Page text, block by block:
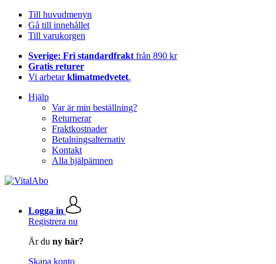
Till huvudmenyn
Gå till innehållet
Till varukorgen
Sverige: Fri standardfrakt från 890 kr
Gratis returer
Vi arbetarklimatmedvetet.
Hjälp
Var är min beställning?
Returnerar
Fraktkostnader
Betalningsalternativ
Kontakt
Alla hjälpämnen
Logga in
Registrera nu
Är du ny här?
Skapa konto